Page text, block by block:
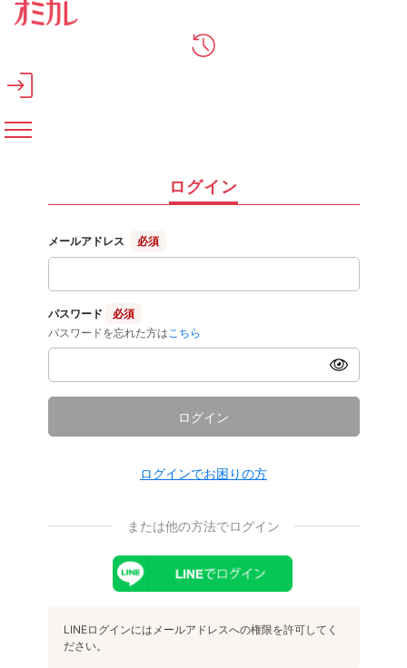
メインコンテンツへスキップ
ログイン
メールアドレス 必須
パスワード
必須
パスワードを忘れた方は こちら
ログイン
ログインでお困りの方
または他の方法でログイン
LINEログインにはメールアドレスへの権限を許可してく
ださい。